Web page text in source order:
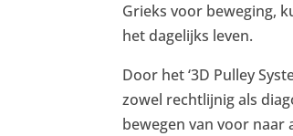
Grieks voor beweging,
het dagelijks leven.
Door het ‘3D Pulley
zowel rechtlijnig als
bewegen van voor naar